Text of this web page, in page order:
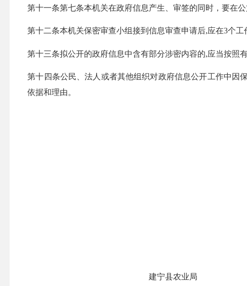
第十一条第七条本机关在政府信息产生、审签的同时，要在
第十二条本机关保密审查小组接到信息审查申请后,应在3个工
第十三条拟公开的政府信息中含有部分涉密内容的,应当按照
第十四条公民、法人或者其他组织对政府信息公开工作中因
依据和理由。
建宁县农业局